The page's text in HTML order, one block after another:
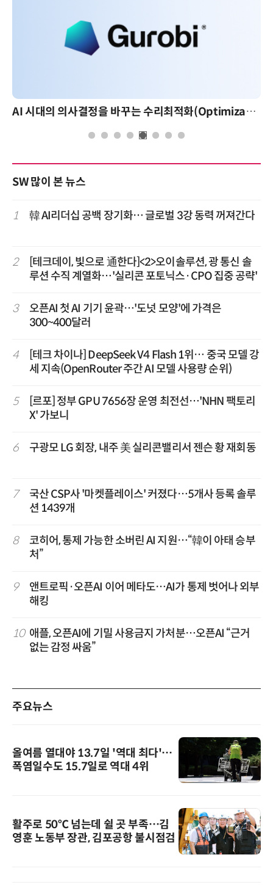
AI 시대의 의사결정을 바꾸는 수리최적화(Optimization): 실제 산업 적용 사례와 활용 전략
SW 많이 본 뉴스
1 韓 AI리더십 공백 장기화… 글로벌 3강 동력 꺼져간다
2
[테크데이, 빛으로 通한다]<2>오이솔루션, 광 통신 솔
루션 수직 계열화…'실리콘 포토닉스·CPO 집중 공략'
3
오픈AI 첫 AI 기기 윤곽…'도넛 모양'에 가격은
300~400달러
4
[테크 차이나] DeepSeek V4 Flash 1위… 중국 모델 강
세 지속(OpenRouter 주간 AI 모델 사용량 순위)
5
[르포] 정부 GPU 7656장 운영 최전선…'NHN 팩토리
X' 가보니
6 구광모 LG 회장, 내주 美 실리콘밸리서 젠슨 황 재회동
7
국산 CSP사 '마켓플레이스' 커졌다…5개사 등록 솔루
션 1439개
8
코히어, 통제 가능한 소버린 AI 지원…“韓이 아태 승부
처”
9
앤트로픽·오픈AI 이어 메타도…AI가 통제 벗어나 외부
해킹
10 애플, 오픈AI에 기밀 사용금지 가처분…오픈AI “근거
없는 감정 싸움”
주요뉴스
올여름 열대야 13.7일 '역대 최다'…
폭염일수도 15.7일로 역대 4위
활주로 50℃ 넘는데 쉴 곳 부족…김
영훈 노동부 장관, 김포공항 불시점검